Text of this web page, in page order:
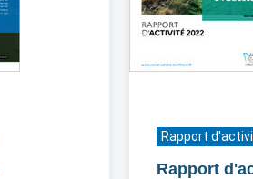
Rapport
Rapport